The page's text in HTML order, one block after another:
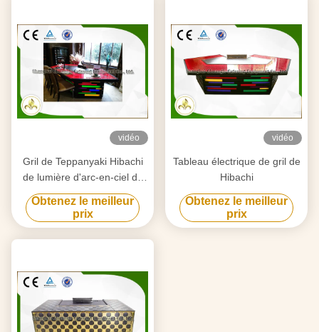
vidéo
Gril de Teppanyaki Hibachi
de lumière d'arc-en-ciel de
11 sièges, plat d'acier
inoxydable Teppanyaki
Obtenez le meilleur
prix
vidéo
Tableau électrique de gril de
Hibachi
Obtenez le meilleur
prix